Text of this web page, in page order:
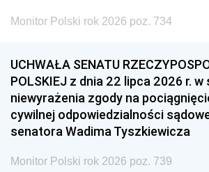
Monitor Polski rok 2026 poz. 734
UCHWAŁA SENATU
POLSKIEJ z dnia 22 lipca 2026 r. w
niewyrażenia zgody na
cywilnej odpowiedzialności
senatora Wadima Tyszkiewicza
Monitor Polski rok 2026 poz. 739